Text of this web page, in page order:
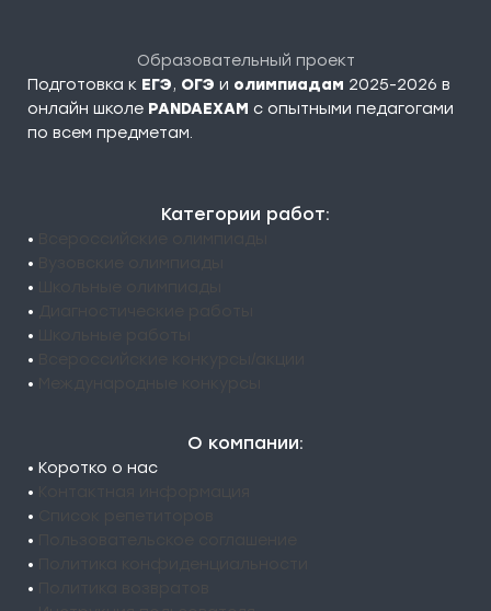
Образовательный проект
Подготовка к ЕГЭ, ОГЭ и олимпиадам 2025-2026 в
онлайн школе PANDAEXAM c опытными педагогами
по всем предметам.
Категории работ:
•
•
•
•
•
•
•
О компании:
• Коротко о нас
•
•
•
•
•